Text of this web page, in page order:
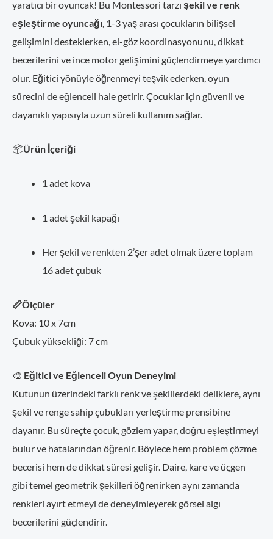
yaratıcı bir oyuncak! Bu Montessori tarzı şekil ve renk
eşleştirme oyuncağı , 1-3 yaş arası çocukların bilişsel
gelişimini desteklerken, el-göz koordinasyonunu, dikkat
becerilerini ve ince motor gelişimini güçlendirmeye yardımcı
olur. Eğitici yönüyle öğrenmeyi teşvik ederken, oyun
sürecini de eğlenceli hale getirir. Çocuklar için güvenli ve
dayanıklı yapısıyla uzun süreli kullanım sağlar.
📦Ürün İçeriği
1 adet kova
1 adet şekil kapağı
Her şekil ve renkten 2’şer adet olmak üzere toplam
16 adet çubuk
📏Ölçüler
Kova: 10 x 7cm
Çubuk yüksekliği: 7 cm
🎨 Eğitici ve Eğlenceli Oyun Deneyimi
Kutunun üzerindeki farklı renk ve şekillerdeki deliklere, aynı
şekil ve renge sahip çubukları yerleştirme prensibine
dayanır. Bu süreçte çocuk, gözlem yapar, doğru eşleştirmeyi
bulur ve hatalarından öğrenir. Böylece hem problem çözme
becerisi hem de dikkat süresi gelişir. Daire, kare ve üçgen
gibi temel geometrik şekilleri öğrenirken aynı zamanda
renkleri ayırt etmeyi de deneyimleyerek görsel algı
becerilerini güçlendirir.